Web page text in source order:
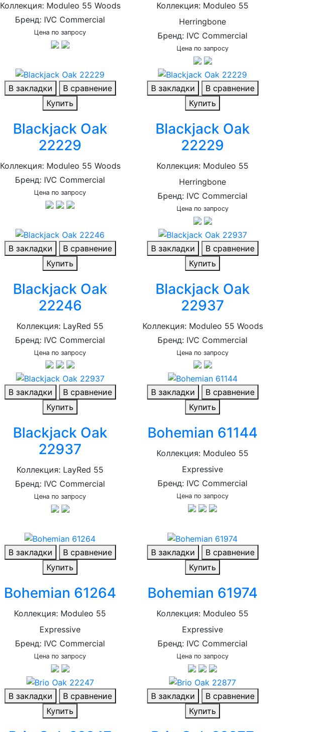
Коллекция: Moduleo 55 Woods
Бренд: IVC Commercial
Цена по запросу
Коллекция: Moduleo 55
Herringbone
Бренд: IVC Commercial
Цена по запросу
В закладки
В сравнение
Купить
Blackjack Oak
22229
Коллекция: Moduleo 55 Woods
Бренд: IVC Commercial
Цена по запросу
В закладки
В сравнение
Купить
Blackjack Oak
22229
Коллекция: Moduleo 55
Herringbone
Бренд: IVC Commercial
Цена по запросу
В закладки
В сравнение
Купить
Blackjack Oak
22246
Коллекция: LayRed 55
Бренд: IVC Commercial
Цена по запросу
В закладки
В сравнение
Купить
Blackjack Oak
22937
Коллекция: Moduleo 55 Woods
Бренд: IVC Commercial
Цена по запросу
В закладки
В сравнение
Купить
Blackjack Oak
22937
Коллекция: LayRed 55
Бренд: IVC Commercial
Цена по запросу
В закладки
В сравнение
Купить
Bohemian 61144
Коллекция: Moduleo 55
Expressive
Бренд: IVC Commercial
Цена по запросу
В закладки
В сравнение
Купить
Bohemian 61264
Коллекция: Moduleo 55
Expressive
Бренд: IVC Commercial
Цена по запросу
В закладки
В сравнение
Купить
Bohemian 61974
Коллекция: Moduleo 55
Expressive
Бренд: IVC Commercial
Цена по запросу
В закладки
В сравнение
Купить
В закладки
В сравнение
Купить